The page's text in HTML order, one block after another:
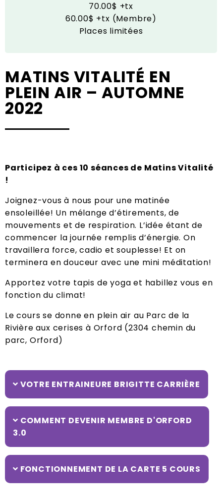
70.00$ +tx
60.00$ +tx (Membre)
Places limitées
MATINS VITALITÉ EN
PLEIN AIR – AUTOMNE
2022
Participez à ces 10 séances de Matins Vitalité
!
Joignez-vous à nous pour une matinée
ensoleillée! Un mélange d’étirements, de
mouvements et de respiration. L’idée étant de
commencer la journée remplis d’énergie. On
travaillera force, cadio et souplesse! Et on
terminera en douceur avec une mini méditation!
Apportez votre tapis de yoga et habillez vous en
fonction du climat!
Le cours se donne en plein air au Parc de la
Rivière aux cerises à Orford (2304 chemin du
parc, Orford)
VOTRE ENTRAINEURE BRIGITTE CARRIÈRE
COMMENT DEVENIR MEMBRE D'ORFORD
3.0
FONCTIONNEMENT DE LA CARTE 5 COURS